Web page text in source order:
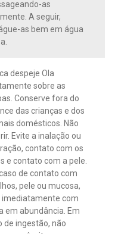
as
A seguir,
as bem em água
despeje Ola
sobre as
Conserve fora do
das crianças e dos
domésticos. Não
Evite a inalação ou
contato com os
e contato com a pele.
de contato com
pele ou mucosa,
imediatamente com
em abundância. Em
de ingestão, não